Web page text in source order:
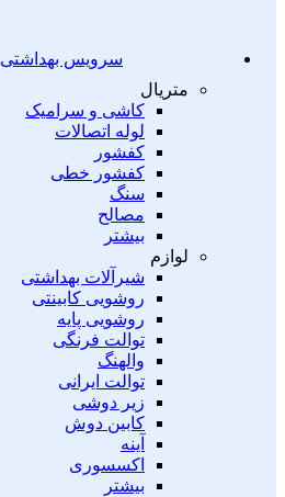
سرویس بهداشتی
متریال
کاشی و سرامیک
لوله اتصالات
کفشور
کفشور خطی
سنگ
مصالح
بیشتر
لوازم
شیرآلات بهداشتی
روشویی کابینتی
روشویی پایه
توالت فرنگی
والهنگ
توالت ایرانی
زیر دوشی
کابین دوش
آینه
اکسسوری
بیشتر